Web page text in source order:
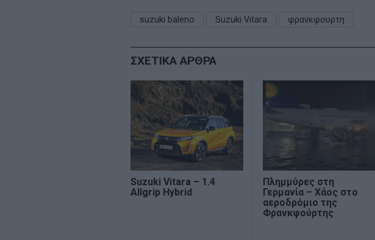
suzuki baleno Suzuki Vitara φρανκφουρτη
ΣΧΕΤΙΚΑ ΑΡΘΡΑ
Suzuki Vitara – 1.4
Allgrip Hybrid
Πλημμύρες στη
Γερμανία – Χάος στο
αεροδρόμιο της
Φρανκφούρτης